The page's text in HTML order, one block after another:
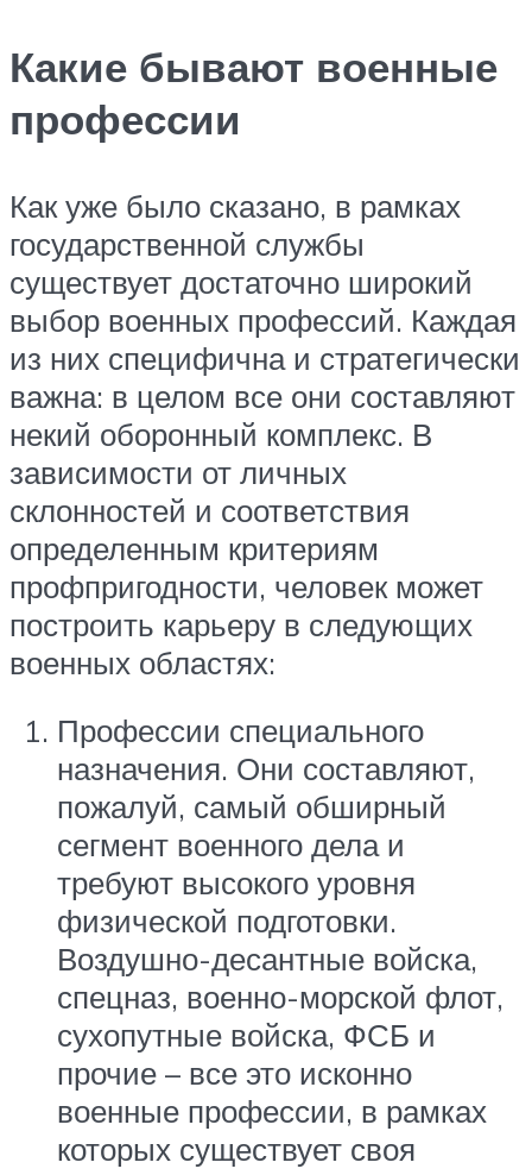
Какие бывают военные
профессии
Как уже было сказано, в рамках
государственной службы
существует достаточно широкий
выбор военных профессий. Каждая
из них специфична и стратегически
важна: в целом все они составляют
некий оборонный комплекс. В
зависимости от личных
склонностей и соответствия
определенным критериям
профпригодности, человек может
построить карьеру в следующих
военных областях:
Профессии специального
назначения. Они составляют,
пожалуй, самый обширный
сегмент военного дела и
требуют высокого уровня
физической подготовки.
Воздушно-десантные войска,
спецназ, военно-морской флот,
сухопутные войска, ФСБ и
прочие – все это исконно
военные профессии, в рамках
которых существует своя